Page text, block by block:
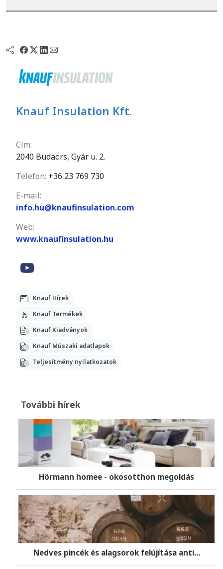
Knauf Insulation Kft.
Cím:
2040 Budaörs, Gyár u. 2.
Telefon: +36 23 769 730
E-mail:
info.hu@knaufinsulation.com
Web:
www.knaufinsulation.hu
Knauf Hírek
Knauf Termékek
Knauf Kiadványok
Knauf Műszaki adatlapok
Teljesítmény nyilatkozatok
További hírek
Hörmann homee - okosotthon megoldás
Nedves pincék és alagsorok felújítása anti...